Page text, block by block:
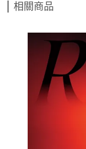
相關商品